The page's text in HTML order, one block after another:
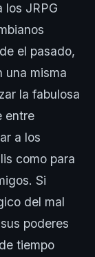
los JRPG
el pasado,
una misma
la fabulosa
entre
a los
como para
Si
del mal
poderes
tiempo